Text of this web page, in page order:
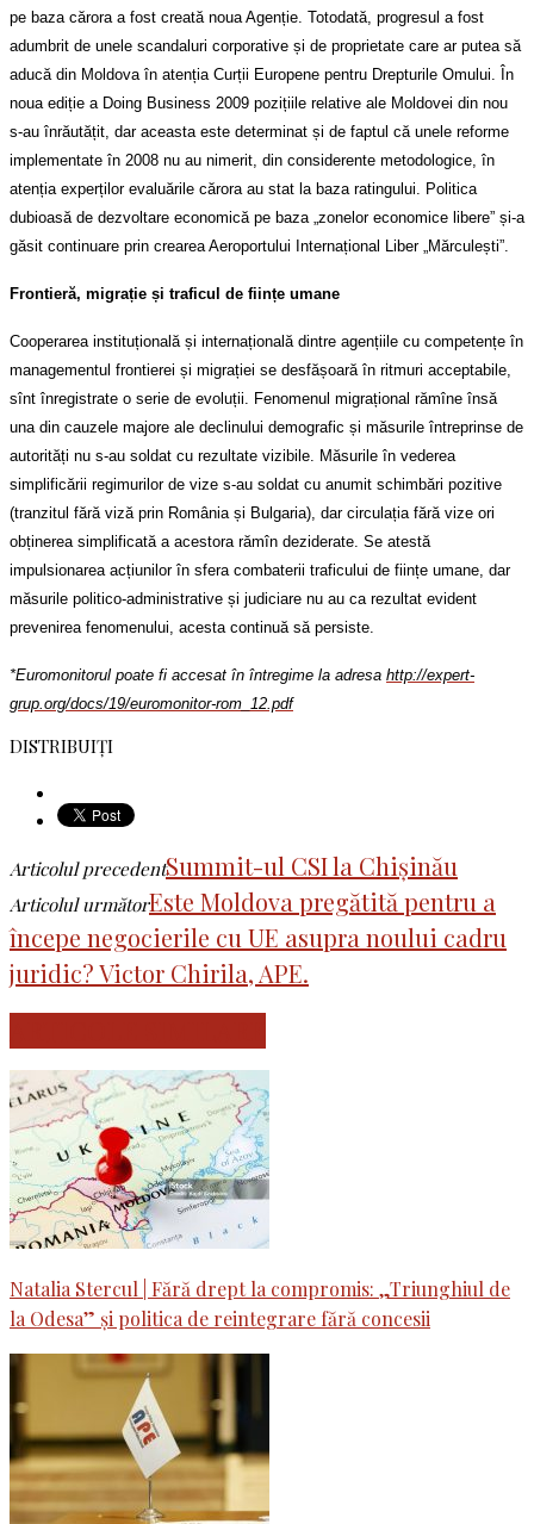
pe baza cărora a fost creată noua Agenție. Totodată, progresul a fost
adumbrit de unele scandaluri corporative și de proprietate care ar putea să
aducă din Moldova în atenția Curții Europene pentru Drepturile Omului. În
noua ediție a Doing Business 2009 pozițiile relative ale Moldovei din nou
s-au înrăutățit, dar aceasta este determinat și de faptul că unele reforme
implementate în 2008 nu au nimerit, din considerente metodologice, în
atenția experților evaluările cărora au stat la baza ratingului. Politica
dubioasă de dezvoltare economică pe baza „zonelor economice libere” și-a
găsit continuare prin crearea Aeroportului Internațional Liber „Mărculești”.
Frontieră, migrație și traficul de ființe umane
Cooperarea instituțională și internațională dintre agențiile cu competențe în
managementul frontierei și migrației se desfășoară în ritmuri acceptabile,
sînt înregistrate o serie de evoluții. Fenomenul migrațional rămîne însă
una din cauzele majore ale declinului demografic și măsurile întreprinse de
autorități nu s-au soldat cu rezultate vizibile. Măsurile în vederea
simplificării regimurilor de vize s-au soldat cu anumit schimbări pozitive
(tranzitul fără viză prin România și Bulgaria), dar circulația fără vize ori
obținerea simplificată a acestora rămîn deziderate. Se atestă
impulsionarea acțiunilor în sfera combaterii traficului de ființe umane, dar
măsurile politico-administrative și judiciare nu au ca rezultat evident
prevenirea fenomenului, acesta continuă să persiste.
*Euromonitorul poate fi accesat în întregime la adresa http://expert-
grup.org/docs/19/euromonitor-rom_12.pdf
DISTRIBUIȚI
Articolul precedentSummit-ul CSI la Chișinău
Articolul următorEste Moldova pregătită pentru a
începe negocierile cu UE asupra noului cadru
juridic? Victor Chirila, APE.
Natalia Stercul | Fără drept la compromis: „Triunghiul de
la Odesa” și politica de reintegrare fără concesii